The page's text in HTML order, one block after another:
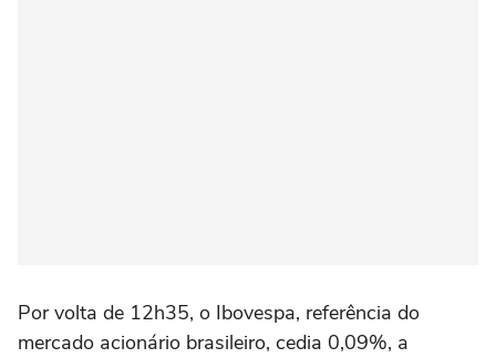
Por volta de 12h35, o Ibovespa, referência do
mercado acionário brasileiro, cedia 0,09%, a